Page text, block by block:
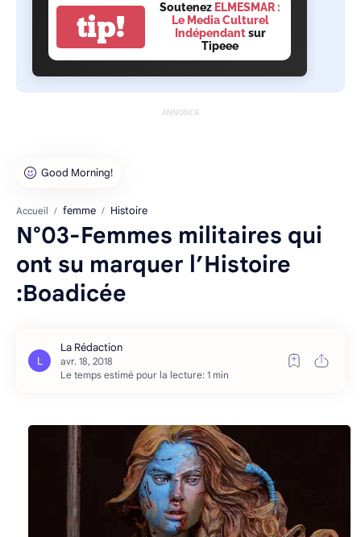
tip!
Soutenez ELMESMAR :
Le Media Culturel
Indépendantsur
Tipeee
ANNONCE
Accueil femme Histoire
N°03-Femmes militaires qui
ont su marquer l’Histoire
:Boadicée
Le temps estimé pour la lecture: 1 min